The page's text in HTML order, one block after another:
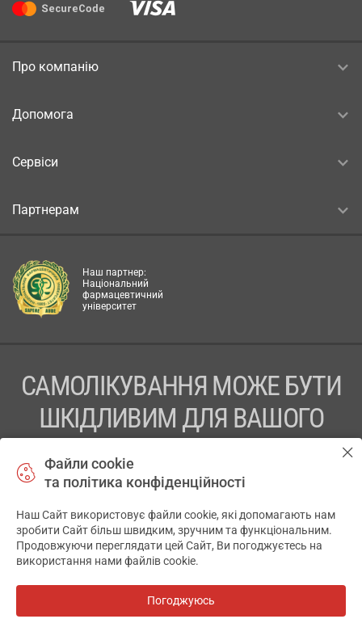
Про компанію
Допомога
Сервіси
Партнерам
Наш партнер:
Національний
фармацевтичний
університет
САМОЛІКУВАННЯ МОЖЕ БУТИ
ШКІДЛИВИМ ДЛЯ ВАШОГО
ПЕРЕД ЗАСТОСУВАННЯМ ПРЕПАРАТУ ПРОКОНСУЛЬТУЙТЕСЬ
ТОВ «АПТЕКА 911.ЮА» Код ЄДРПОУ 43631965.
Відмова від відповідальності
© 2014-2026. Медична інформаційна система АПТЕКА911.ЮА
Файли cookie
та політика конфіденційності
Наш Сайт використовує файли cookie, які допомагають нам
зробити Сайт більш швидким, зручним та функціональним.
Продовжуючи переглядати цей Сайт, Ви погоджуєтесь на
використання нами файлів cookie.
Погоджуюсь
✕